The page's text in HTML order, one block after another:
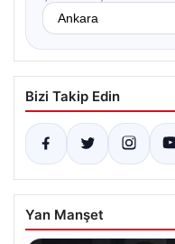
Bizi Takip Edin
Yan Manşet